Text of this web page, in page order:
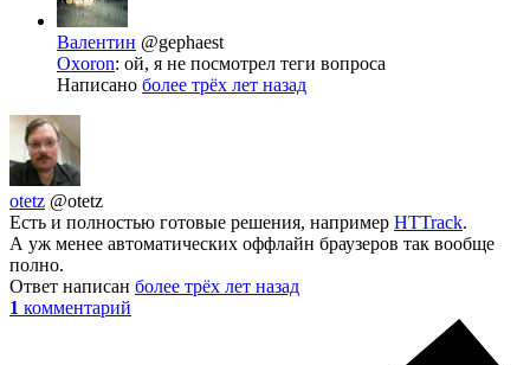
Валентин @gephaest
Oxoron: ой, я не посмотрел теги вопроса
Написано более трёх лет назад
otetz @otetz
Есть и полностью готовые решения, например HTTrack.
А уж менее автоматических оффлайн браузеров так вообще
полно.
Ответ написан более трёх лет назад
1 комментарий